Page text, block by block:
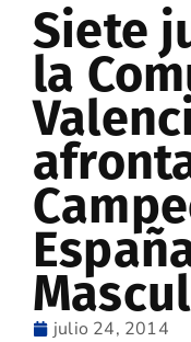
Siete
la
julio 24, 2014